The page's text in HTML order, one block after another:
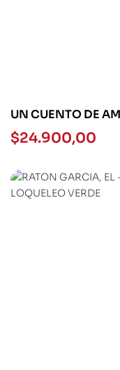
UN CUENTO DE
EN MAYO –
–
$24.900,00